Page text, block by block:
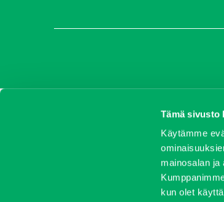
Tämä sivusto
Käytämme
mainosalan
kun olet